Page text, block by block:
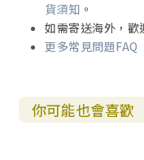
貨須知 。
如需寄送海外，歡
更多常見問題FAQ
你可能也會喜歡